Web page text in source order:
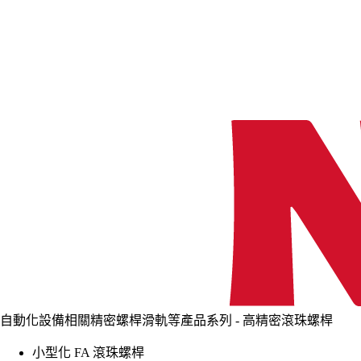
自動化設備相關精密螺桿滑軌等產品系列 - 高精密滾珠螺桿
小型化 FA 滾珠螺桿